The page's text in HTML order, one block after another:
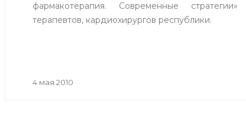
фармакотерапия. Современные
терапевтов, кардиохирургов республики.
4 мая 2010